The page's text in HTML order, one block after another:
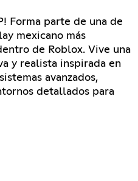
Forma parte de una de
mexicano más
de Roblox. Vive una
y realista inspirada en
avanzados,
detallados para